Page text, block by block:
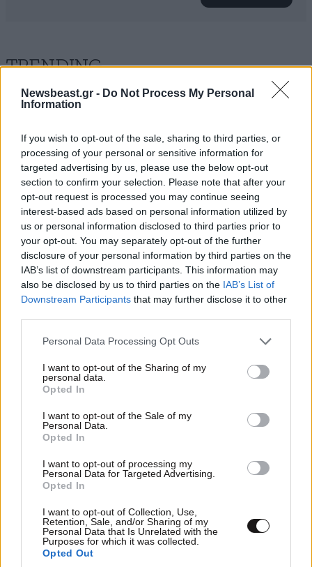
Newsbeast.gr - Do Not Process My Personal
Information
If you wish to opt-out of the sale, sharing to third parties, or
processing of your personal or sensitive information for
targeted advertising by us, please use the below opt-out
section to confirm your selection. Please note that after your
opt-out request is processed you may continue seeing
interest-based ads based on personal information utilized by
us or personal information disclosed to third parties prior to
your opt-out. You may separately opt-out of the further
disclosure of your personal information by third parties on the
IAB’s list of downstream participants. This information may
also be disclosed by us to third parties on the IAB’s List of
Downstream Participants that may further disclose it to other
Please note that this website/app uses one or more Google
not limited to your visit or usage behaviour. You may click to
grant or deny consent to Google and its third-party tags to
use your data for below specified purposes in below Google
consent section.
Personal Data Processing Opt Outs
I want to opt-out of the Sharing of my
personal data.
Opted In
I want to opt-out of the Sale of my
Personal Data.
Opted In
I want to opt-out of processing my
Personal Data for Targeted Advertising.
Opted In
I want to opt-out of Collection, Use,
Retention, Sale, and/or Sharing of my
Personal Data that Is Unrelated with the
Purposes for which it was collected.
Opted Out
TRENDING
LIFESTYLE08·08·2026 19:12
ευτυχίας δεδομένη»